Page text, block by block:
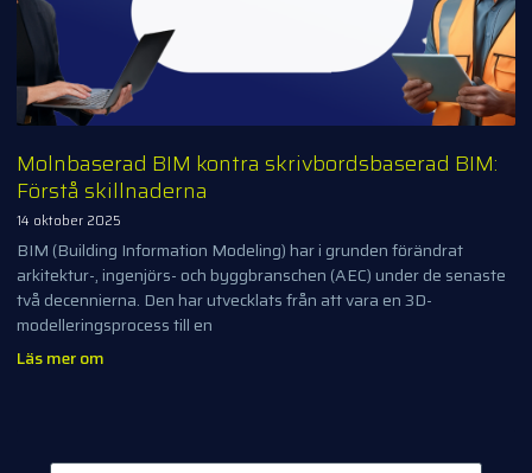
Molnbaserad BIM kontra skrivbordsbaserad BIM:
Förstå skillnaderna
14 oktober 2025
BIM (Building Information Modeling) har i grunden förändrat
arkitektur-, ingenjörs- och byggbranschen (AEC) under de senaste
två decennierna. Den har utvecklats från att vara en 3D-
modelleringsprocess till en
Läs mer om